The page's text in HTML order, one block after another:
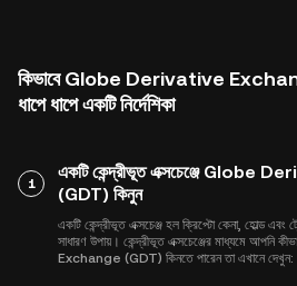
কিভাবে Globe Derivative
ধাপে ধাপে একটি নির্দেশিকা
1
একটি কেন্দ্রীভূত এক্সচেঞ্জে
(GDT) কিনুন
একটি কেন্দ্রীভূত এক্সচেঞ্জ হল ক্রিপ্টো কেনা, হোল্ড
সাধারণ উপায়। কেন্দ্রীভূত এক্সচেঞ্জের মাধ্যমে
Exchange (GDT) কিনতে পারেন তা এখানে দেখুন: